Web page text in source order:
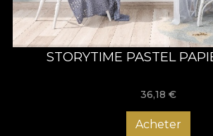
STORYTIME PASTEL
36,18 €
Acheter